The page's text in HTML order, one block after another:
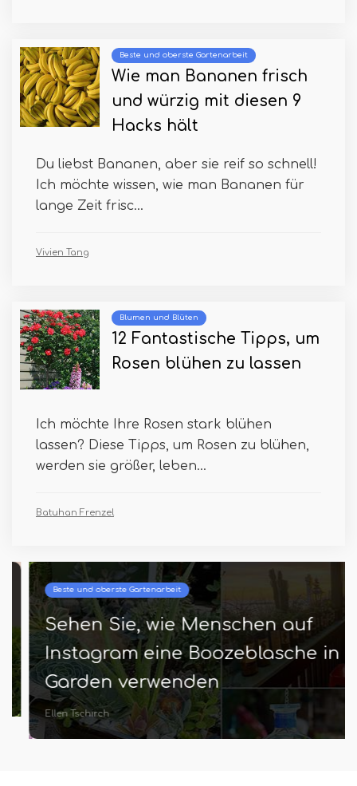
Beste und oberste Gartenarbeit
Wie man Bananen frisch
und würzig mit diesen 9
Hacks hält
Du liebst Bananen, aber sie reif so schnell!
Ich möchte wissen, wie man Bananen für
lange Zeit frisc...
Vivien Tang
Blumen und Blüten
12 Fantastische Tipps, um
Rosen blühen zu lassen
Ich möchte Ihre Rosen stark blühen
lassen? Diese Tipps, um Rosen zu blühen,
werden sie größer, leben...
Batuhan Frenzel
Beste und oberste Gartenarbeit
Sehen Sie, wie Menschen auf
Instagram eine Boozeblasche in
Garden verwenden
Ellen Tschirch